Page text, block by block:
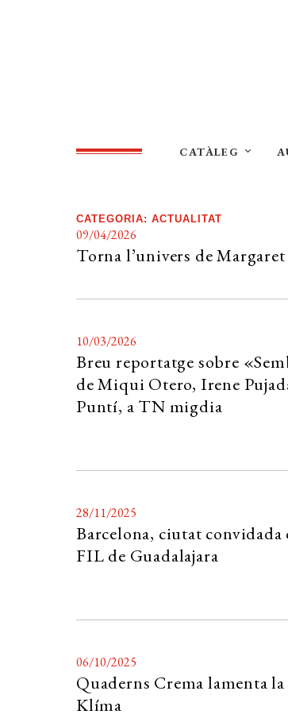
CATÀLEG
CATEGORIA: ACTUALITAT
09/04/2026
Torna l’univers de
10/03/2026
Breu reportatge sobre
de Miqui Otero, Irene
Puntí, a TN migdia
28/11/2025
Barcelona, ciutat convidada
FIL de Guadalajara
06/10/2025
Quaderns Crema lamenta
Klíma